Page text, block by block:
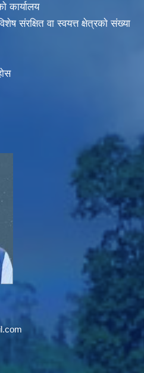
कार्यालय
संरक्षित वा स्वयत्त क्षेत्रकाे संख्या